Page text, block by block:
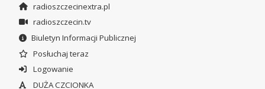
radioszczecinextra.pl
radioszczecin.tv
Biuletyn Informacji Publicznej
Posłuchaj teraz
Logowanie
DUŻA CZCIONKA